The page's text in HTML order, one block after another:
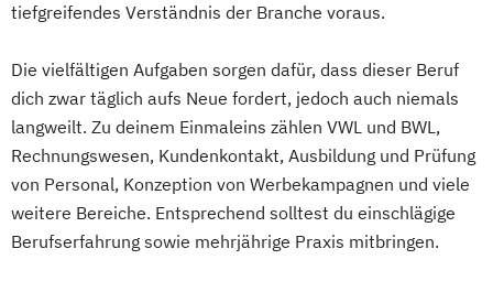
tiefgreifendes Verständnis der Branche voraus.
Die vielfältigen Aufgaben sorgen dafür, dass dieser Beruf
dich zwar täglich aufs Neue fordert, jedoch auch niemals
langweilt. Zu deinem Einmaleins zählen VWL und BWL,
Rechnungswesen, Kundenkontakt, Ausbildung und Prüfung
von Personal, Konzeption von Werbekampagnen und viele
weitere Bereiche. Entsprechend solltest du einschlägige
Berufserfahrung sowie mehrjährige Praxis mitbringen.